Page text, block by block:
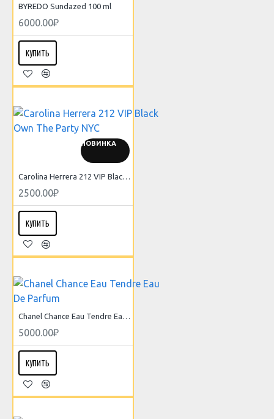
BYREDO Sundazed 100 ml
6000.00₽
КУПИТЬ
НОВИНКА
Carolina Herrera 212 VIP Black Own The Party NYC
2500.00₽
КУПИТЬ
Chanel Chance Eau Tendre Eau De Parfum
5000.00₽
КУПИТЬ